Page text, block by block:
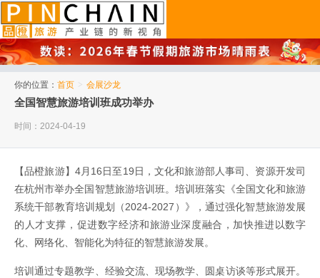
你的位置： 首页 > 会展沙龙
全国智慧旅游培训班成功举办
时间：2024-04-19
【品橙旅游】4月16日至19日，文化和旅游部人事司、资源开发司
在杭州市举办全国智慧旅游培训班。培训班落实《全国文化和旅游
系统干部教育培训规划（2024-2027）》，通过强化智慧旅游发展
的人才支撑，促进数字经济和旅游业深度融合，加快推进以数字
化、网络化、智能化为特征的智慧旅游发展。
培训通过专题教学、经验交流、现场教学、圆桌访谈等形式展开。